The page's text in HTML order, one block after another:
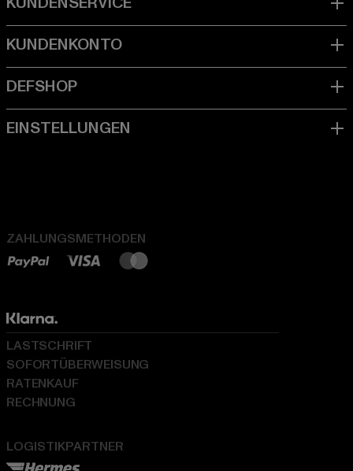
ZAHLUNGSMETHODEN
LOGISTIKPARTNER
LASTSCHRIFT
SOFORTÜBERWEISUNG
RATENKAUF
RECHNUNG